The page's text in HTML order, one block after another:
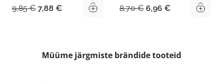
9,85€ Algne
7,88 € Praegune
8,70€ Algne
6,96 € Praegune
Müüme järgmiste brändide tooteid